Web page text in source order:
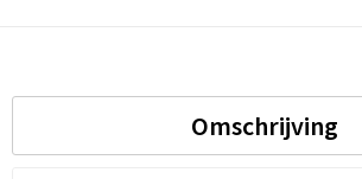
Omschrijving